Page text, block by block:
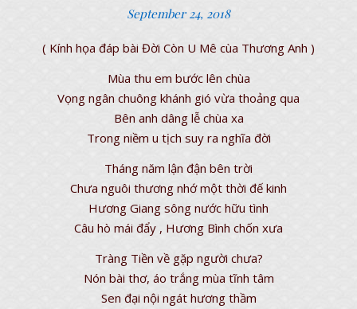
September 24, 2018
( Kính họa đáp bài Đời Còn U Mê cùa Thương Anh )
Mùa thu em bước lên chùa
Vọng ngân chuông khánh gió vừa thoảng qua
Bên anh dâng lễ chùa xa
Trong niềm u tịch suy ra nghĩa đời
Tháng năm lận đận bên trời
Chưa nguôi thương nhớ một thời đế kinh
Hương Giang sông nước hữu tình
Câu hò mái đẩy , Hương Bình chốn xưa
Tràng Tiền về gặp người chưa?
Nón bài thơ, áo trắng mùa tĩnh tâm
Sen đại nội ngát hương thầm